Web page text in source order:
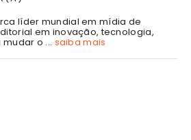
líder mundial em mídia de
em inovação, tecnologia,
o ... saiba mais